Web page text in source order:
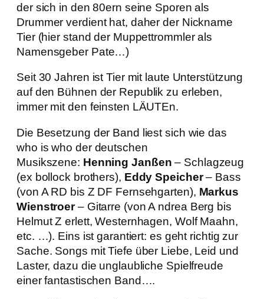
der sich in den 80ern seine Sporen als
Drummer verdient hat, daher der Nickname
Tier (hier stand der Muppettrommler als
Namensgeber Pate…)
Seit 30 Jahren ist Tier mit laute Unterstützung
auf den Bühnen der Republik zu erleben,
immer mit den feinsten LÄUTEn.
Die Besetzung der Band liest sich wie das
who is who der deutschen
Musikszene: Henning Janßen – Schlagzeug
(ex bollock brothers), Eddy Speicher– Bass
(von A RD bis Z DF Fernsehgarten), Markus
Wienstroer– Gitarre (von A ndrea Berg bis
Helmut Z erlett, Westernhagen, Wolf Maahn,
etc. …). Eins ist garantiert: es geht richtig zur
Sache. Songs mit Tiefe über Liebe, Leid und
Laster, dazu die unglaubliche Spielfreude
einer fantastischen Band….